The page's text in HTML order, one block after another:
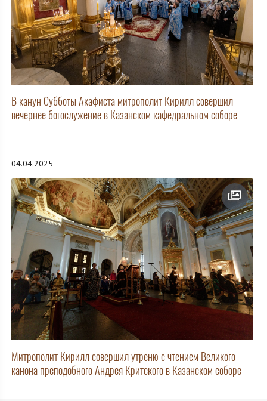
В канун Субботы Акафиста митрополит Кирилл совершил
вечернее богослужение в Казанском кафедральном соборе
04.04.2025
Митрополит Кирилл совершил утреню с чтением Великого
канона преподобного Андрея Критского в Казанском соборе